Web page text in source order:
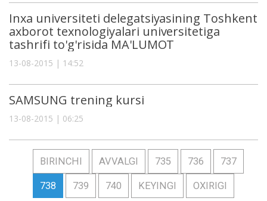
Inxa universiteti delegatsiyasining Toshkent
axborot texnologiyalari universitetiga
tashrifi to'g'risida MA'LUMOT
13-08-2015 | 14:52
SAMSUNG trening kursi
13-08-2015 | 06:25
BIRINCHI AVVALGI 735 736 737
738 739 740 KEYINGI OXIRIGI